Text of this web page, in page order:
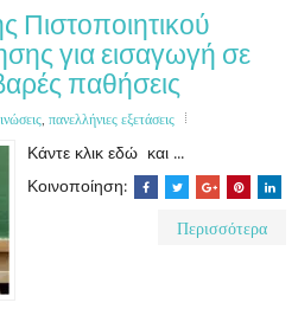
Πιστοποιητικού
για εισαγωγή σε
παθήσεις
πανελλήνιες εξετάσεις
Κάντε κλικ εδώ και ...
Κοινοποίηση:
Περισσότερα